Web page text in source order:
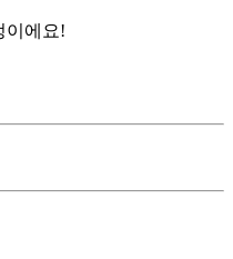
이에요!